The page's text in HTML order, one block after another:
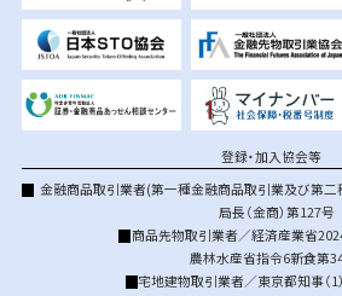
登録・加入協会等
金融商品取引業者(第一種金融商品取引業及び第
局長（金商）第127号
商品先物取引業者／経済産業省
農林水産省指令6新食第
宅地建物取引業者／東京都知事（1